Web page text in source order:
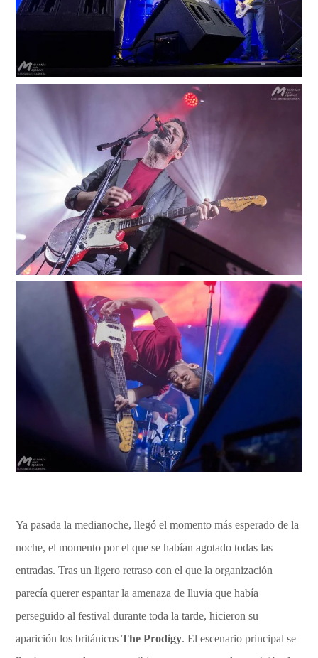
Ya pasada la medianoche, llegó el momento más esperado de la
noche, el momento por el que se habían agotado todas las
entradas. Tras un ligero retraso con el que la organización
parecía querer espantar la amenaza de lluvia que había
perseguido al festival durante toda la tarde, hicieron su
aparición los británicosThe Prodigy. El escenario principal se